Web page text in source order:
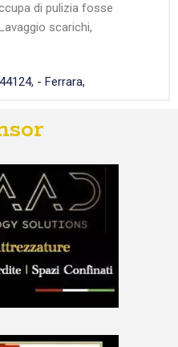
di pulizia fosse
scarichi,
- Ferrara,